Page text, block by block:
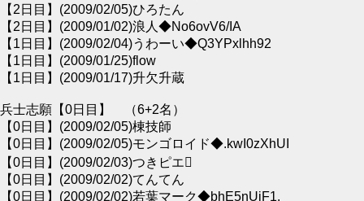
【2日目】(2009/02/05)ひろたん
【2日目】(2009/01/02)浪人◆No6ovV6/IA
【1日目】(2009/02/04)うわーい◆Q3YPxlhh92
【1日目】(2009/01/25)flow
【1日目】(2009/01/17)升欠升蔵
兵士志願【0日目】 （6+2名）
【0日目】(2009/02/05)棟技師
【0日目】(2009/02/05)モンゴロイド◆.kwI0zXhUI
【0日目】(2009/02/03)つきピエ
【0日目】(2009/02/02)てんてん
【0日目】(2009/02/02)若葉マーク◆bhE5nUiF1.